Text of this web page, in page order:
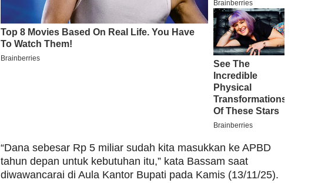
“Dana sebesar Rp 5 miliar sudah kita masukkan ke APBD
tahun depan untuk kebutuhan itu,” kata Bassam saat
diwawancarai di Aula Kantor Bupati pada Kamis (13/11/25).